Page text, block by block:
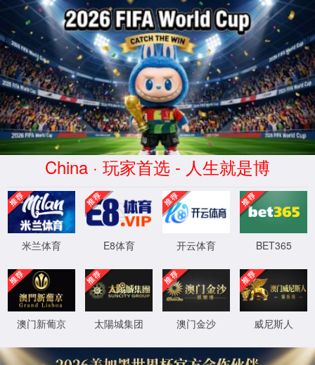
首页
实验室设计·咨询
实验室设计规划
实验室设计标准
实验室系统·方案
实验室通风系统